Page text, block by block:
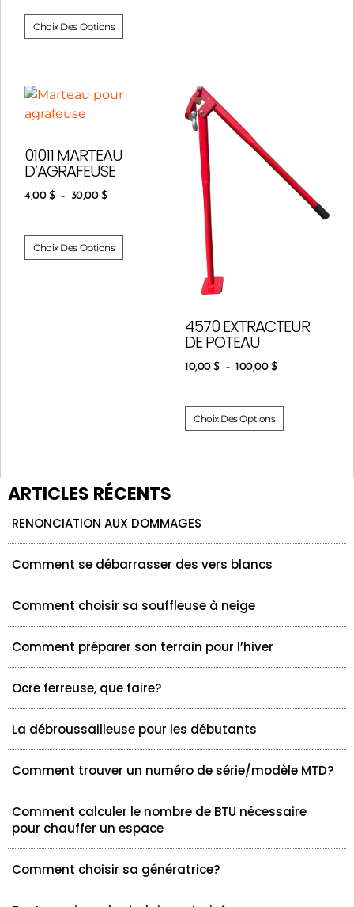
Choix Des Options
01011 MARTEAU
D’AGRAFEUSE
4,00 $ – 30,00 $
Choix Des Options
4570 EXTRACTEUR
DE POTEAU
10,00$ – 100,00 $
Choix Des Options
ARTICLES RÉCENTS
RENONCIATION AUX DOMMAGES
Comment se débarrasser des vers blancs
Comment choisir sa souffleuse à neige
Comment préparer son terrain pour l’hiver
Ocre ferreuse, que faire?
La débroussailleuse pour les débutants
Comment trouver un numéro de série/modèle MTD?
Comment calculer le nombre de BTU nécessaire
pour chauffer un espace
Comment choisir sa génératrice?